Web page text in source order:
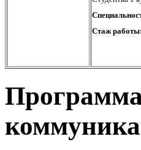
Стаж работы: